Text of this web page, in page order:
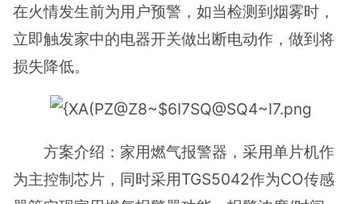
在火情发生前为用户预警，如当检测到烟雾时，
立即触发家中的电器开关做出断电动作，做到将
损失降低。
方案介绍：家用燃气报警器，采用单片机作
为主控制芯片，同时采用TGS5042作为CO传感